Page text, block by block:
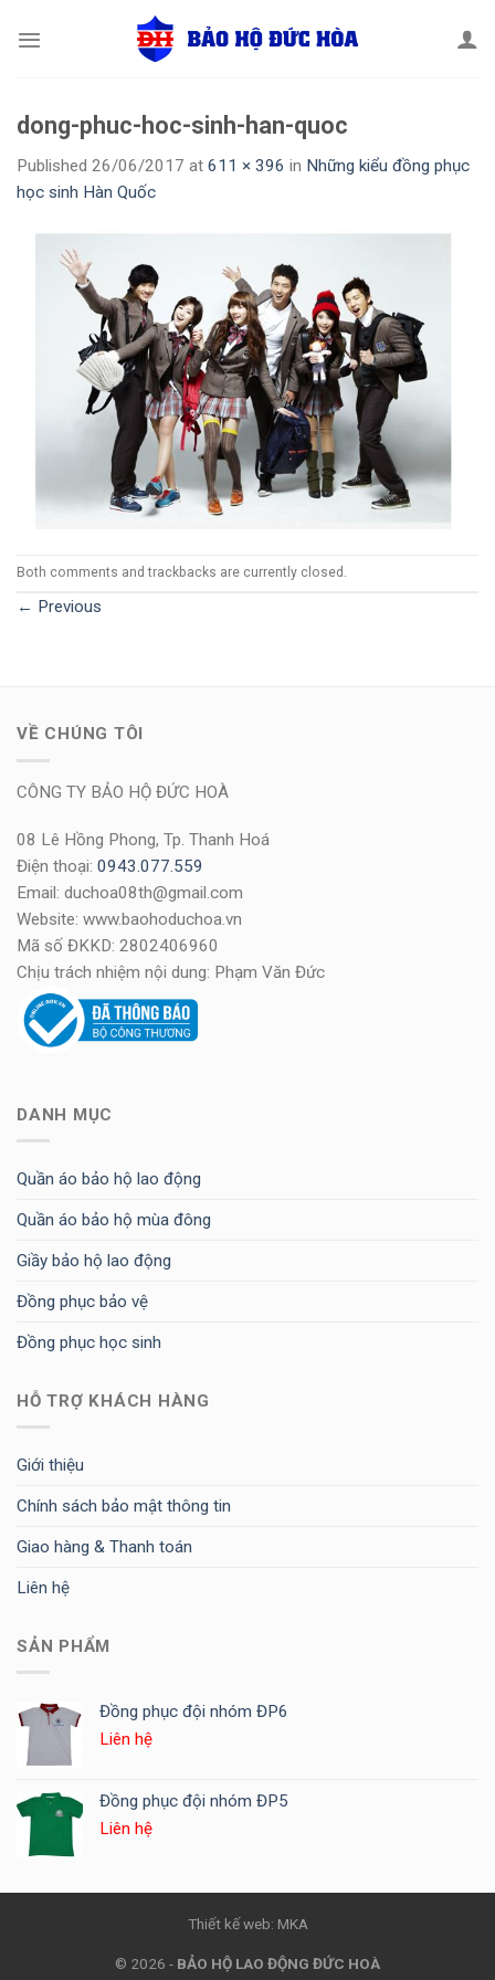
dong-phuc-hoc-sinh-han-quoc
Published 26/06/2017 at 611 × 396 in Những kiểu đồng phục
học sinh Hàn Quốc
Both comments and trackbacks are currently closed.
← Previous
VỀ CHÚNG TÔI
CÔNG TY BẢO HỘ ĐỨC HOÀ
08 Lê Hồng Phong, Tp. Thanh Hoá
Điện thoại: 0943.077.559
Email: duchoa08th@gmail.com
Website: www.baohoduchoa.vn
Mã số ĐKKD: 2802406960
Chịu trách nhiệm nội dung: Phạm Văn Đức
DANH MỤC
Quần áo bảo hộ lao động
Quần áo bảo hộ mùa đông
Giầy bảo hộ lao động
Đồng phục bảo vệ
Đồng phục học sinh
HỖ TRỢ KHÁCH HÀNG
Giới thiệu
Chính sách bảo mật thông tin
Giao hàng & Thanh toán
Liên hệ
SẢN PHẨM
Đồng phục đội nhóm ĐP6
Liên hệ
Đồng phục đội nhóm ĐP5
Liên hệ
Thiết kế web: MKA
© 2026 - BẢO HỘ LAO ĐỘNG ĐỨC HOÀ